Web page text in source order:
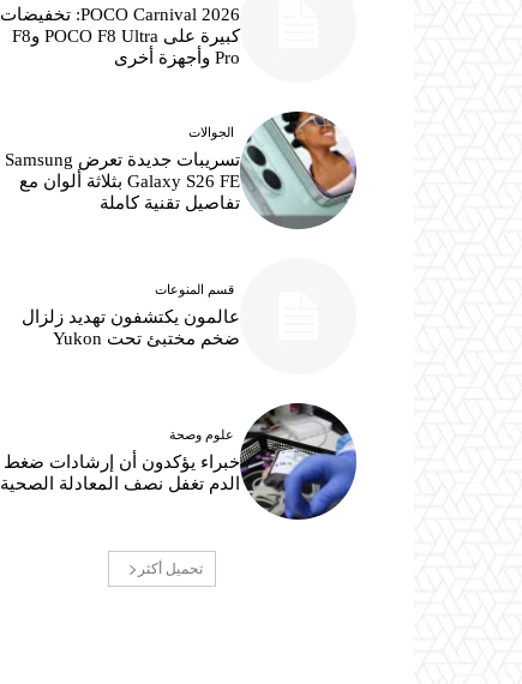
POCO Carnival 2026: تخفيضات
كبيرة على POCO F8 Ultra وF8
Pro وأجهزة أخرى
الجوالات
تسريبات جديدة تعرض Samsung
Galaxy S26 FE بثلاثة ألوان مع
تفاصيل تقنية كاملة
قسم المنوعات
عالمون يكتشفون تهديد زلزال
ضخم مختبئ تحت Yukon
علوم وصحة
خبراء يؤكدون أن إرشادات ضغط
الدم تغفل نصف المعادلة الصحية
تحميل أكثر